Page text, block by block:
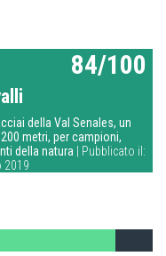
della Val Senales, un
metri, per campioni,
della natura | Pubblicato il:
2019
84/100